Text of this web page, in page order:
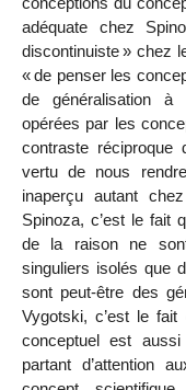
adéquate chez
discontinuiste» chez
«de penser les
de généralisation à
opérées par les
contraste
vertu de nous
inaperçu autant
Spinoza, c’est le fait
de la raison ne
singuliers isolés que
sont peut-être des
Vygotski, c’est le fait
conceptuel est
partant d’attention